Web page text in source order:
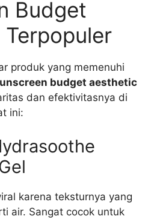
Budget
produk yang memenuhi
budget aesthetic
dan efektivitasnya di
ini:
karena teksturnya yang
air. Sangat cocok untuk